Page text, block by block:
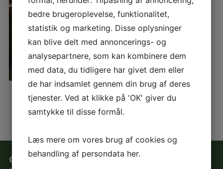
Om Trehuse
bedre brugeroplevelse, funktionalitet,
statistik og marketing. Disse oplysninger
kan blive delt med annoncerings- og
analysepartnere, som kan kombinere dem
med data, du tidligere har givet dem eller
de har indsamlet gennem din brug af deres
tjenester. Ved at klikke på 'OK' giver du
samtykke til disse formål.
Læs mere om vores brug af cookies og
behandling af persondata her.